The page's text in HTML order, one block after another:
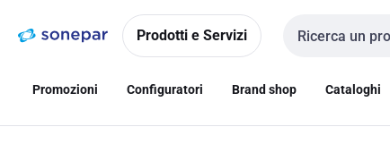
navigazionealla
Prodotti e Servizi
Cerca input
Promozioni Configuratori Brand shop Cataloghi